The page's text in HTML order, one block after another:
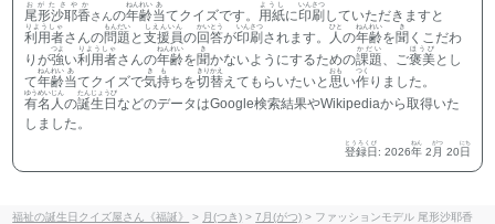
尾形沙耶香
おがたさやか
さんの年齢
ねんれい
当
あ
てクイズです。 用紙
ようし
に印刷
いんさつ
していただきますと
利用者
りようしゃ
さんの問題
もんだい
と支援員
しえんいん
の回答
かいとう
が印刷
いんさつ
されます。 人
ひと
の年齢
ねんれい
を聞
き
くこだわ
りが強
つよ
い利用者
りようしゃ
さんの年齢
ねんれい
を聞
き
かないようにするための課題
かだい
、ご褒美
ほうび
とし
て年齢
ねんれい
当
あ
てクイズで気持
きも
ちを切替
きりかえ
えてもらいたいと思
おも
い作
つく
りました。
有名人
ゆうめいじん
の誕生日
たんじょうび
などのデータはGoogle検索結果やWikipediaから取得いた
しました。
登録日
とうろくび
: 2026年
ねん
2 月
がつ
20日
にち
福祉の誕生日クイズ屋さん《福誕》 > 月(つき) >7月(がつ) > ファッションモデル 尾形沙耶香